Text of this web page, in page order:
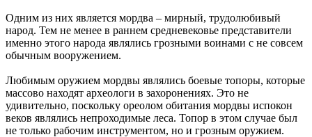
Одним из них является мордва – мирный, трудолюбивый
народ. Тем не менее в раннем средневековье представители
именно этого народа являлись грозными воинами с не совсем
обычным вооружением.
Любимым оружием мордвы являлись боевые топоры, которые
массово находят археологи в захоронениях. Это не
удивительно, поскольку ореолом обитания мордвы испокон
веков являлись непроходимые леса. Топор в этом случае был
не только рабочим инструментом, но и грозным оружием.